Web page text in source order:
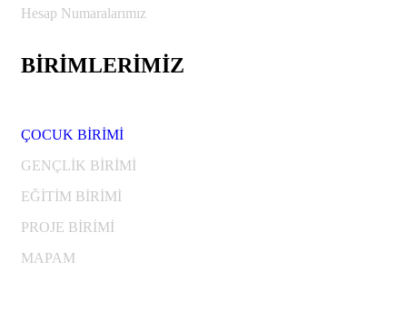
Hesap Numaralarımız
BİRİMLERİMİZ
ÇOCUK BİRİMİ
GENÇLİK BİRİMİ
EĞİTİM BİRİMİ
PROJE BİRİMİ
MAPAM